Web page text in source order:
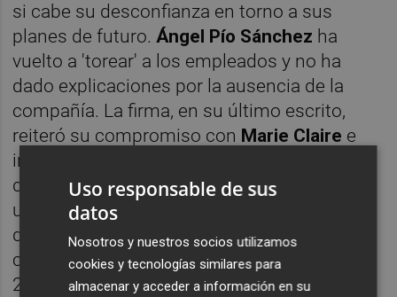
si cabe su desconfianza en torno a sus
planes de futuro.Ángel Pío Sánchez ha
vuelto a 'torear' a los empleados y no ha
dado explicaciones por la ausencia de la
compañía. La firma, en su último escrito,
reiteró su compromiso con Marie Claire e
insistió en que busca una solución para
desbloquear sus cuentas, que no puede
utilizar pororden judicial
demanda presentada por el administrador
concursal por no haber destinado los
250.000 euros acordados por la adquisición
Uso responsable de sus
datos
Nosotros y nuestros socios utilizamos
cookies y tecnologías similares para
almacenar y acceder a información en su